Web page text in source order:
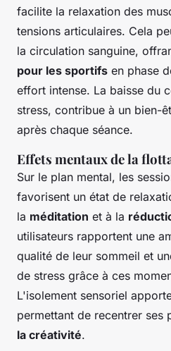
facilite la relaxation des
tensions articulaires. Cela
la circulation sanguine,
pour les sportifs en phase
effort intense. La baisse du
stress, contribue à un bien-
après chaque séance.
Effets mentaux de la
Sur le plan mental, les
favorisent un état de
la méditation et à la
utilisateurs rapportent une
qualité de leur sommeil et
de stress grâce à ces
L'isolement sensoriel
permettant de recentrer ses
la créativité.